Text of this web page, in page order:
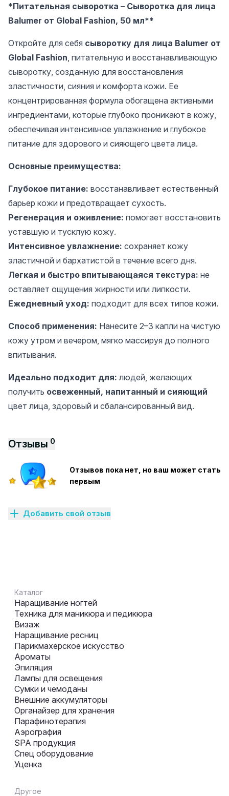
*Питательная сыворотка – Сыворотка для лица
Balumer от Global Fashion, 50 мл**
Откройте для себя сыворотку для лица Balumer от
Global Fashion, питательную и восстанавливающую
сыворотку, созданную для восстановления
эластичности, сияния и комфорта кожи. Ее
концентрированная формула обогащена активными
ингредиентами, которые глубоко проникают в кожу,
обеспечивая интенсивное увлажнение и глубокое
питание для здорового и сияющего цвета лица.
Основные преимущества:
Глубокое питание: восстанавливает естественный
барьер кожи и предотвращает сухость.
Регенерация и оживление: помогает восстановить
уставшую и тусклую кожу.
Интенсивное увлажнение: сохраняет кожу
эластичной и бархатистой в течение всего дня.
Легкая и быстро впитывающаяся текстура: не
оставляет ощущения жирности или липкости.
Ежедневный уход: подходит для всех типов кожи.
Способ применения: Нанесите 2–3 капли на чистую
кожу утром и вечером, мягко массируя до полного
впитывания.
Идеально подходит для: людей, желающих
получить освеженный, напитанный и сияющий
цвет лица, здоровый и сбалансированный вид.
Отзывы 0
Отзывов пока нет, но ваш может стать
первым
Добавить свой отзыв
Каталог
Наращивание ногтей
Техника для маникюра и педикюра
Визаж
Наращивание ресниц
Парикмахерское искусство
Ароматы
Эпиляция
Лампы для освещения
Сумки и чемоданы
Внешние аккумуляторы
Органайзер для хранения
Парафинотерапия
Аэрография
SPA продукция
Спец оборудование
Уценка
Другое